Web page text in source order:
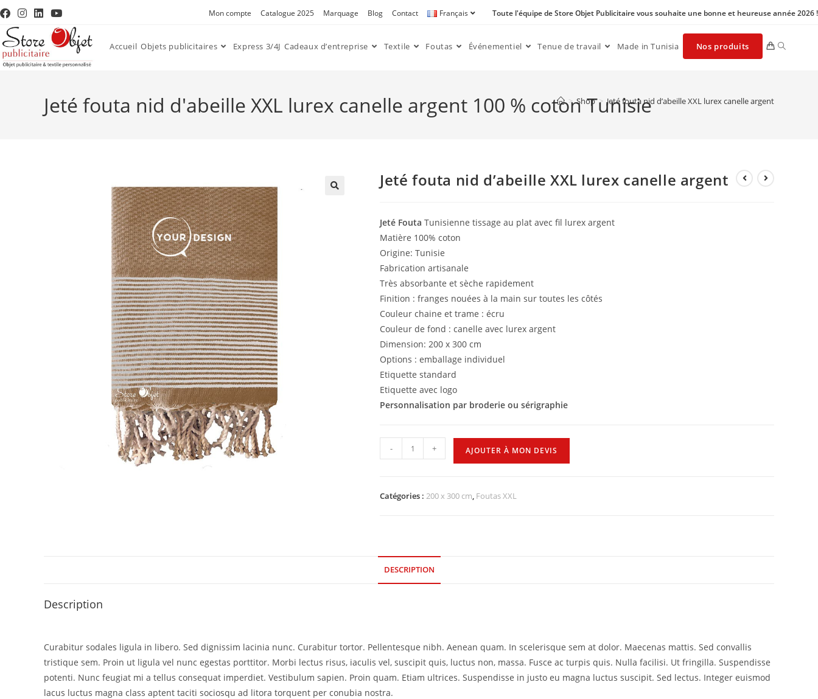
Mon compte Catalogue 2025 Marquage Blog Contact Français Toute l'équipe de Store Objet Publicitaire vous souhaite une bonne et heureuse année 2026 !
Accueil Objets publicitaires Express 3/4J Cadeaux d’entreprise Textile Foutas Événementiel Tenue de travail Made in Tunisia Nos produits
Jeté fouta nid d'abeille XXL lurex canelle argent 100 % coton Tunisie
> Shop > Jeté fouta nid d’abeille XXL lurex canelle argent
Jeté fouta nid d’abeille XXL lurex canelle argent
Jeté Fouta Tunisienne tissage au plat avec fil lurex argent
Matière 100% coton
Origine: Tunisie
Fabrication artisanale
Très absorbante et sèche rapidement
Finition : franges nouées à la main sur toutes les côtés
Couleur chaine et trame : écru
Couleur de fond : canelle avec lurex argent
Dimension: 200 x 300 cm
Options : emballage individuel
Etiquette standard
Etiquette avec logo
Personnalisation par broderie ou sérigraphie
- + AJOUTER À MON DEVIS
Catégories : 200 x 300 cm, Foutas XXL
DESCRIPTION
Description
Curabitur sodales ligula in libero. Sed dignissim lacinia nunc. Curabitur tortor. Pellentesque nibh. Aenean quam. In scelerisque sem at dolor. Maecenas mattis. Sed convallis
tristique sem. Proin ut ligula vel nunc egestas porttitor. Morbi lectus risus, iaculis vel, suscipit quis, luctus non, massa. Fusce ac turpis quis. Nulla facilisi. Ut fringilla. Suspendisse
potenti. Nunc feugiat mi a tellus consequat imperdiet. Vestibulum sapien. Proin quam. Etiam ultrices. Suspendisse in justo eu magna luctus suscipit. Sed lectus. Integer euismod
lacus luctus magna class aptent taciti sociosqu ad litora torquent per conubia nostra.